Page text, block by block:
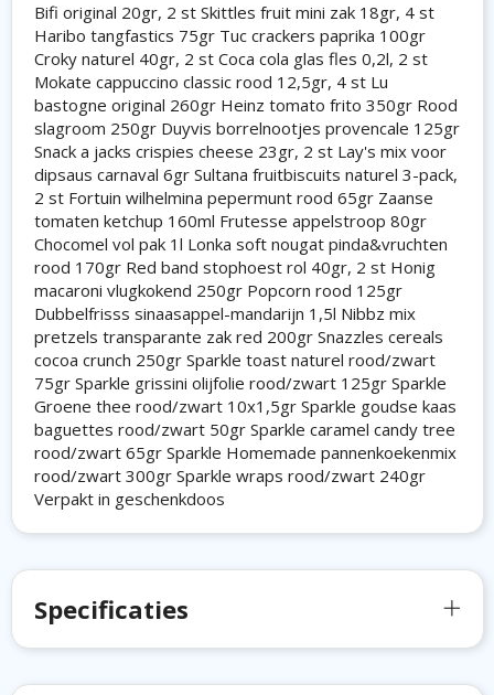
Bifi original 20gr, 2 st Skittles fruit mini zak 18gr, 4 st
Haribo tangfastics 75gr Tuc crackers paprika 100gr
Croky naturel 40gr, 2 st Coca cola glas fles 0,2l, 2 st
Mokate cappuccino classic rood 12,5gr, 4 st Lu
bastogne original 260gr Heinz tomato frito 350gr Rood
slagroom 250gr Duyvis borrelnootjes provencale 125gr
Snack a jacks crispies cheese 23gr, 2 st Lay's mix voor
dipsaus carnaval 6gr Sultana fruitbiscuits naturel 3-pack,
2 st Fortuin wilhelmina pepermunt rood 65gr Zaanse
tomaten ketchup 160ml Frutesse appelstroop 80gr
Chocomel vol pak 1l Lonka soft nougat pinda&vruchten
rood 170gr Red band stophoest rol 40gr, 2 st Honig
macaroni vlugkokend 250gr Popcorn rood 125gr
Dubbelfrisss sinaasappel-mandarijn 1,5l Nibbz mix
pretzels transparante zak red 200gr Snazzles cereals
cocoa crunch 250gr Sparkle toast naturel rood/zwart
75gr Sparkle grissini olijfolie rood/zwart 125gr Sparkle
Groene thee rood/zwart 10x1,5gr Sparkle goudse kaas
baguettes rood/zwart 50gr Sparkle caramel candy tree
rood/zwart 65gr Sparkle Homemade pannenkoekenmix
rood/zwart 300gr Sparkle wraps rood/zwart 240gr
Verpakt in geschenkdoos
Specificaties